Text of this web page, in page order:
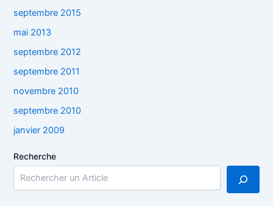
septembre 2015
mai 2013
septembre 2012
septembre 2011
novembre 2010
septembre 2010
janvier 2009
Recherche